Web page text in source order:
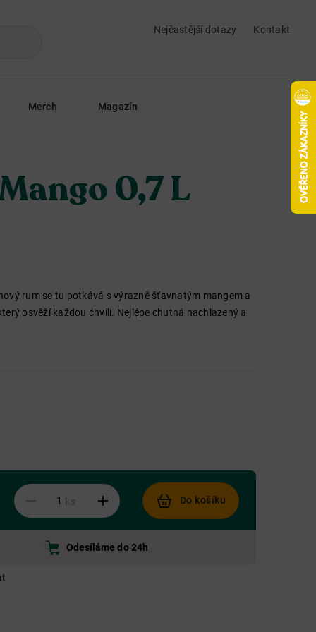
Nejčastější dotazy
Kontakt
Merch Magazín
0,7 L
rum se tu potkává s výrazně šťavnatým mangem a
osvěží každou chvíli. Nejlépe chutná nachlazený a
ks Do košíku
Odesíláme do 24h